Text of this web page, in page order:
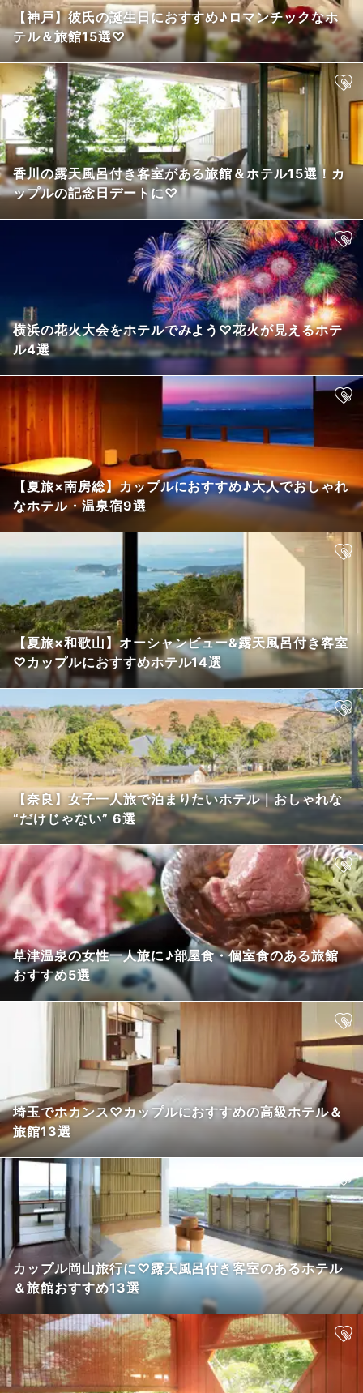
【神戸】彼氏の誕生日におすすめ♪ロマンチックなホ
テル＆旅館15選♡
香川の露天風呂付き客室がある旅館＆ホテル15選！カ
ップルの記念日デートに♡
横浜の花火大会をホテルでみよう♡花火が見えるホテ
ル4選
【夏旅×南房総】カップルにおすすめ♪大人でおしゃれ
なホテル・温泉宿9選
【夏旅×和歌山】オーシャンビュー&露天風呂付き客室
♡カップルにおすすめホテル14選
【奈良】女子一人旅で泊まりたいホテル｜おしゃれな
“だけじゃない” 6選
草津温泉の女性一人旅に♪部屋食・個室食のある旅館
おすすめ5選
埼玉でホカンス♡カップルにおすすめの高級ホテル＆
旅館13選
カップル岡山旅行に♡露天風呂付き客室のあるホテル
＆旅館おすすめ13選